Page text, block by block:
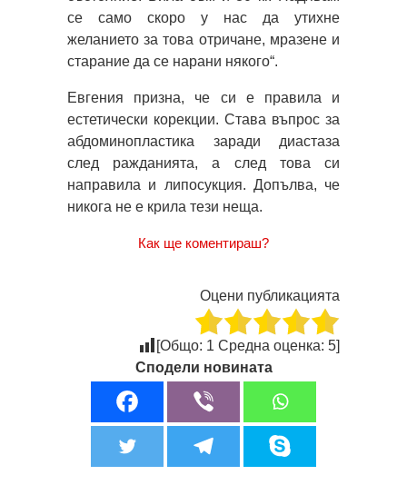
се само скоро у нас да утихне
желанието за това отричане, мразене и
старание да се нарани някого“.
Евгения призна, че си е правила и
естетически корекции. Става въпрос за
абдоминопластика заради диастаза
след ражданията, а след това си
направила и липосукция. Допълва, че
никога не е крила тези неща.
Как ще коментираш?
Оцени публикацията
[Общо: 1 Средна оценка: 5]
Сподели новината